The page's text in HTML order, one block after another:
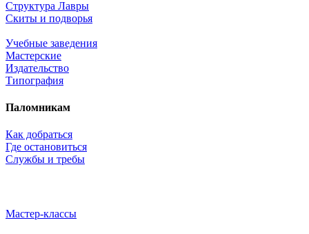
Структура Лавры
Скиты и подворья
Учебные заведения
Мастерские
Издательство
Типография
Паломникам
Как добраться
Где остановиться
Службы и требы
Мастер-классы